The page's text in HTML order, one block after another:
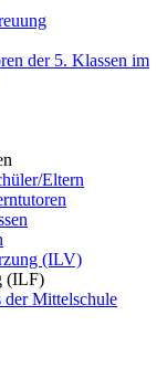
der 5. Klassen im
Eltern
(ILV)
(ILF)
der Mittelschule